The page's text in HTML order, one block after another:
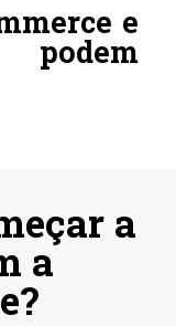
e
a
a